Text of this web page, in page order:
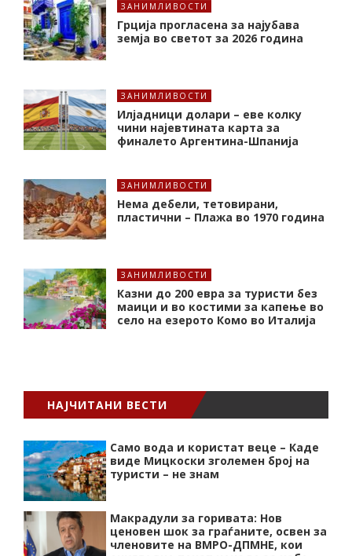
ЗАНИМЛИВОСТИ
Грција прогласена за најубава
земја во светот за 2026 година
ЗАНИМЛИВОСТИ
Илјадници долари – еве колку
чини најевтината карта за
финалето Аргентина-Шпанија
ЗАНИМЛИВОСТИ
Нема дебели, тетовирани,
пластични – Плажа во 1970 година
ЗАНИМЛИВОСТИ
Казни до 200 евра за туристи без
маици и во костими за капење во
село на езерото Комо во Италија
НАЈЧИТАНИ ВЕСТИ
Само вода и користат веце – Каде
виде Мицкоски зголемен број на
туристи – не знам
Макрадули за горивата: Нов
ценовен шок за граѓаните, освен за
членовите на ВМРО-ДПМНЕ, кои